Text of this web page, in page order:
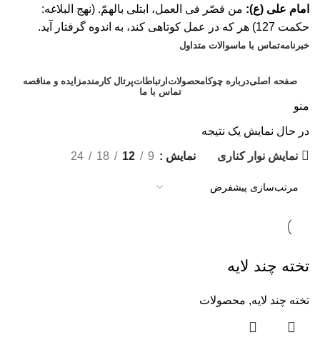
امام علی (ع): من قصّر فی العمل، ابتلی بالهمّ. (نهج البلاغه:
حکمت 127) هر که در عمل کوتاهی کند، به اندوه گرفتار آید.
خبرنامهتماس با ماسوالات متداول
صفحه اصلیدرباره چوکامحصولات ارتباطاتپرتال کارمندمزایده و مناقصه
تماس با ما
منو
در حال نمایش یک نتیجه
نمایش نوار کناری نمایش 9
12
18
24
تخته چند لایه
تخته چند لایه, محصولات